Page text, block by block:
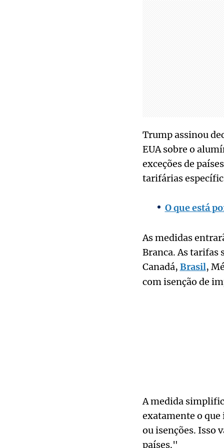
Trump assinou
EUA sobre o
exceções de
tarifárias
O que está
As medidas
Branca. As tarifas
Canadá, Brasil,
com isenção de
A medida
exatamente o
ou isenções. Isso
países."